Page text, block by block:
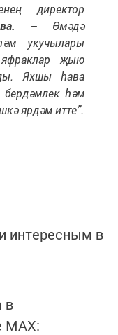
директор
– Өмәдә
укучылары
җыю
Яхшы һава
һәм
ярдәм итте”.
интересным в
в
MАХ: